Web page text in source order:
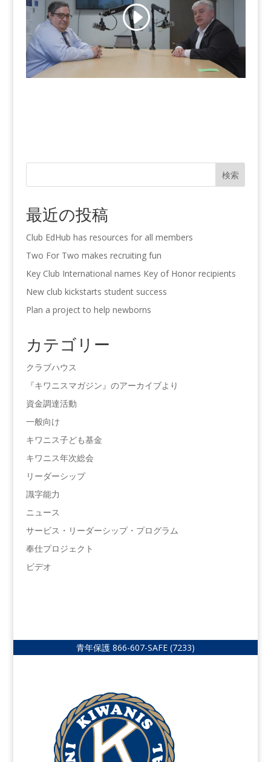
検索
最近の投稿
Club EdHub has resources for all members
Two For Two makes recruiting fun
Key Club International names Key of Honor recipients
New club kickstarts student success
Plan a project to help newborns
カテゴリー
クラブハウス
『キワニスマガジン』のアーカイブより
資金調達活動
一般向け
キワニス子ども基金
キワニス年次総会
リーダーシップ
識字能力
ニュース
サービス・リーダーシップ・プログラム
奉仕プロジェクト
ビデオ
青年保護 866-607-SAFE (7233)